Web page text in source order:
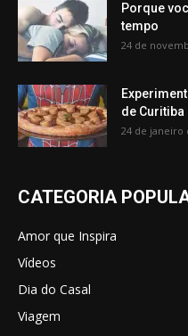
Porque
tempo
24 de
de Curitiba
24 de janeiro
CATEGORIA
Amor que Inspira
Vídeos
Dia do Casal
Viagem